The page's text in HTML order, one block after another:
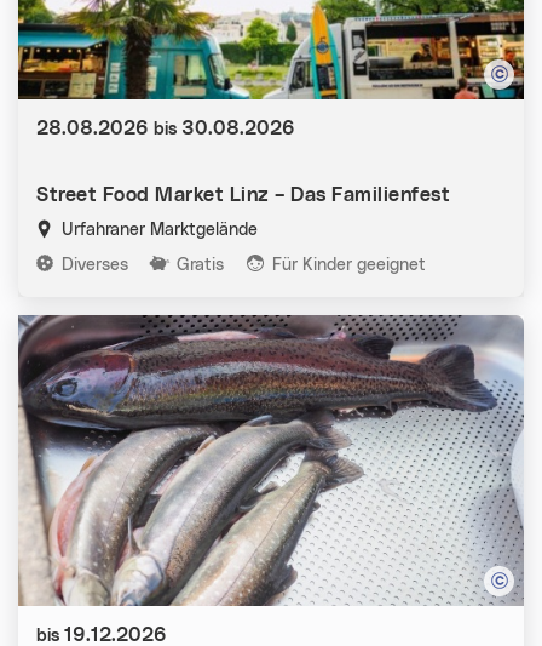
Street Food Market Linz – Das Familienfest
Urfahraner Marktgelände
Kategorien:
Diverses Gratis Für Kinder geeignet
Datum:
28.08.2026 bis 30.08.2026
Datum:
bis 19.12.2026